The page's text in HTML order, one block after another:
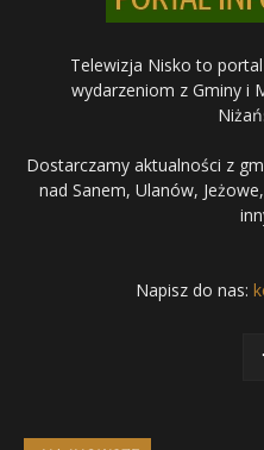
Telewizja Nisko to
wydarzeniom z Gminy i
Dostarczamy aktualności z
nad Sanem, Ulanów,
Napisz do nas: